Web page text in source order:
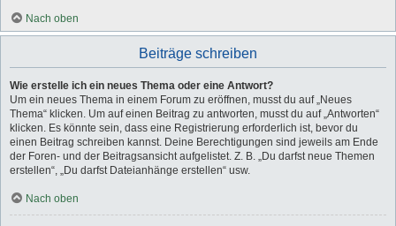
Nach oben
Beiträge schreiben
Wie erstelle ich ein neues Thema oder eine Antwort?
Um ein neues Thema in einem Forum zu eröffnen, musst du auf „Neues
Thema“ klicken. Um auf einen Beitrag zu antworten, musst du auf „Antworten“
klicken. Es könnte sein, dass eine Registrierung erforderlich ist, bevor du
einen Beitrag schreiben kannst. Deine Berechtigungen sind jeweils am Ende
der Foren- und der Beitragsansicht aufgelistet. Z. B. „Du darfst neue Themen
erstellen“, „Du darfst Dateianhänge erstellen“ usw.
Nach oben